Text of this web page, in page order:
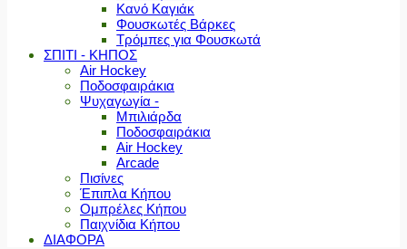
Κανό Καγιάκ
Φουσκωτές Βάρκες
Τρόμπες για Φουσκωτά
ΣΠΙΤΙ - ΚΗΠΟΣ
Air Hockey
Ποδοσφαιράκια
Ψυχαγωγία -
Μπιλιάρδα
Ποδοσφαιράκια
Air Hockey
Arcade
Πισίνες
Έπιπλα Κήπου
Ομπρέλες Κήπου
Παιχνίδια Κήπου
ΔΙΑΦΟΡΑ